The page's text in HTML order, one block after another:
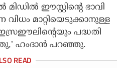
ഈസ്റ്റിന്റെ ഭാവി
മാറ്റിയെടുക്കാനുള്ള
പദ്ധതി
ഹംദാൻ പറഞ്ഞു.